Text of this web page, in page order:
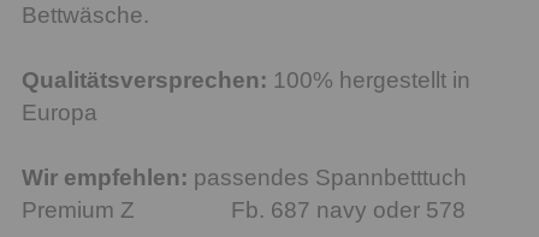
Bettwäsche.
Qualitätsversprechen: 100% hergestellt in
Europa
Wir empfehlen: passendes Spannbetttuch
Premium Z Fb. 687 navy oder 578